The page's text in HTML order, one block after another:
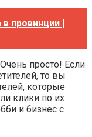
провинции |
просто! Если
то вы
которые
клики по их
и бизнес с